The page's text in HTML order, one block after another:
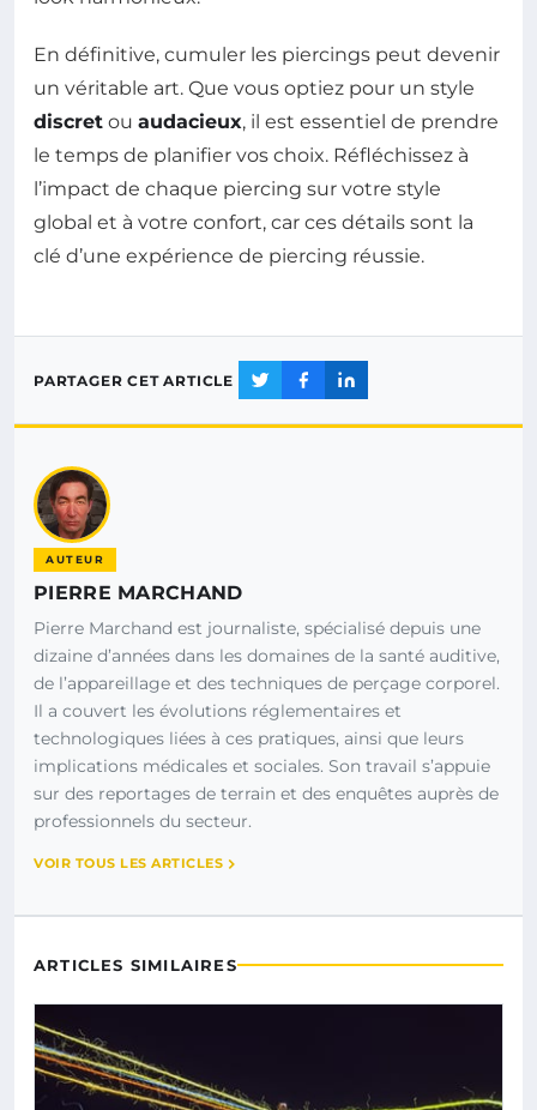
En définitive, cumuler les piercings peut devenir
un véritable art. Que vous optiez pour un style
discret ou audacieux, il est essentiel de prendre
le temps de planifier vos choix. Réfléchissez à
l’impact de chaque piercing sur votre style
global et à votre confort, car ces détails sont la
clé d’une expérience de piercing réussie.
PARTAGER CET ARTICLE
AUTEUR
PIERRE MARCHAND
Pierre Marchand est journaliste, spécialisé depuis une
dizaine d’années dans les domaines de la santé auditive,
de l’appareillage et des techniques de perçage corporel.
Il a couvert les évolutions réglementaires et
technologiques liées à ces pratiques, ainsi que leurs
implications médicales et sociales. Son travail s’appuie
sur des reportages de terrain et des enquêtes auprès de
professionnels du secteur.
VOIR TOUS LES ARTICLES
ARTICLES SIMILAIRES